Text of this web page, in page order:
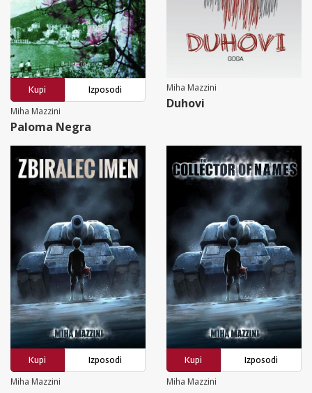
Kupi
Izposodi
Miha Mazzini
Paloma Negra
Miha Mazzini
Duhovi
Kupi
Izposodi
Miha Mazzini
Kupi
Izposodi
Miha Mazzini